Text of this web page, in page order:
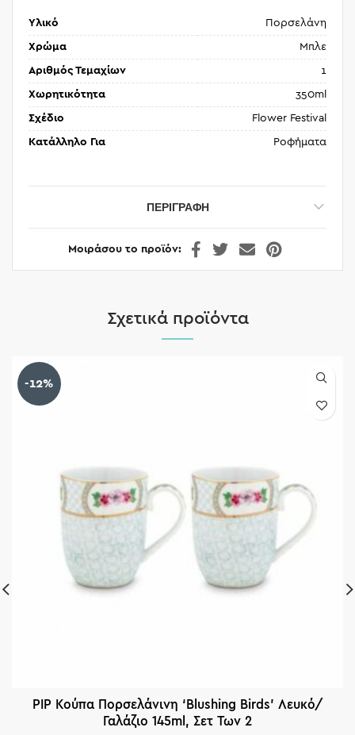
Υλικό Πορσελάνη
Χρώμα Μπλε
Αριθμός Τεμαχίων 1
Χωρητικότητα 350ml
Σχέδιο Flower Festival
Κατάλληλο Για Ροφήματα
ΠΕΡΙΓΡΑΦΉ
Μοιράσου το προϊόν
Σχετικά προϊόντα
-12%
PIP Κούπα Πορσελάνινη ‘Blushing Birds’ Λευκό/
Γαλάζιο 145ml, Σετ Των 2